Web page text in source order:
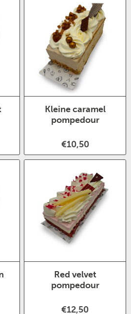
Kleine caramel
pompedour
€10,50
Red velvet
pompedour
€12,50